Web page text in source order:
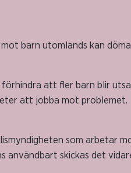
barn utomlands kan
att fler barn blir
att jobba mot problemet.
som arbetar
användbart skickas det